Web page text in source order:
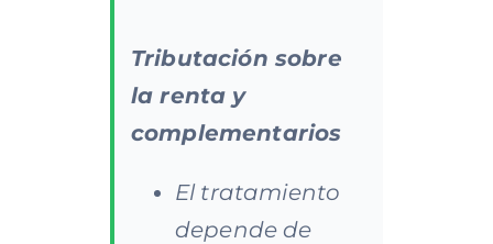
Tributación sobre
la renta y
complementarios
El tratamiento
depende de